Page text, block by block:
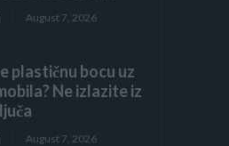
August 7, 2026
plastičnu bocu uz
Ne izlazite iz
August 7, 2026